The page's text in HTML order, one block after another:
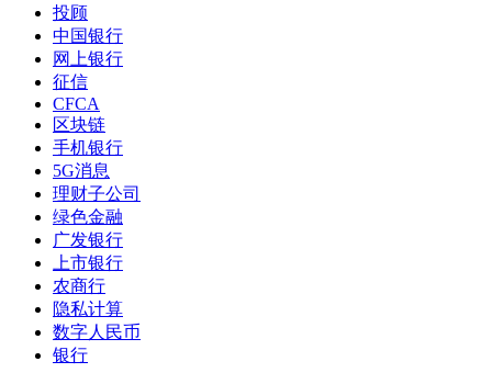
投顾
中国银行
网上银行
征信
CFCA
区块链
手机银行
5G消息
理财子公司
绿色金融
广发银行
上市银行
农商行
隐私计算
数字人民币
银行